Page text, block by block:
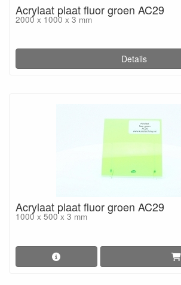
Acrylaat plaat fluor groen AC29
2000 x 1000 x 3 mm
Details
Acrylaat plaat fluor groen AC29
1000 x 500 x 3 mm